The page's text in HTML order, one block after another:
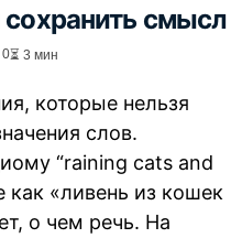
смысл
0⏳ 3 мин
которые нельзя
слов.
“raining cats and
как «ливень из кошек
о чем речь. На